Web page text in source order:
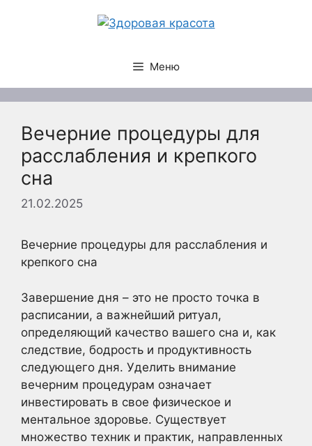
Меню
Вечерние процедуры для
расслабления и крепкого
сна
21.02.2025
Вечерние процедуры для расслабления и
крепкого сна
Завершение дня – это не просто точка в
расписании, а важнейший ритуал,
определяющий качество вашего сна и, как
следствие, бодрость и продуктивность
следующего дня. Уделить внимание
вечерним процедурам означает
инвестировать в свое физическое и
ментальное здоровье. Существует
множество техник и практик, направленных